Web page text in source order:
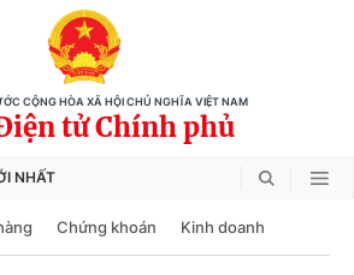
CỘNG HÒA XÃ HỘI CHỦ NGHĨA VIỆT NAM
tử Chính phủ
NHẤT
Chứng khoán Kinh doanh